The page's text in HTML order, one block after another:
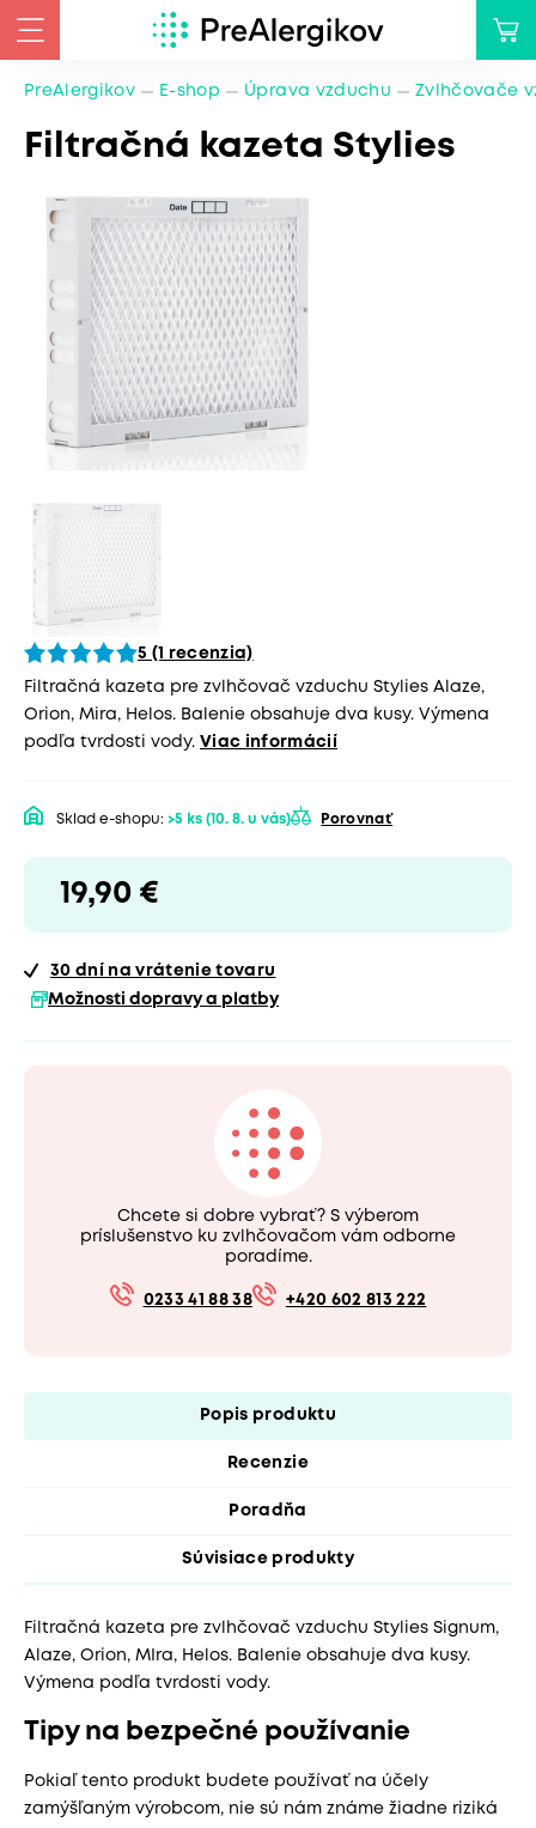
PreAlergikov E-shop Úprava vzduchu Zvlhčovače
Filtračná kazeta Stylies
5 (1 recenzia)
Filtračná kazeta pre zvlhčovač vzduchu Stylies Alaze,
Orion, Mira, Helos. Balenie obsahuje dva kusy. Výmena
podľa tvrdosti vody. Viac informácií
Sklad e-shopu: >5 ks (10. 8. u vás) Porovnať
19,90 €
30 dní na vrátenie tovaru
Možnosti dopravy a platby
Chcete si dobre vybrať? S výberom
príslušenstvo ku zvlhčovačom vám odborne
poradíme.
0233 41 88 38 +420 602 813 222
Popis produktu
Recenzie
Poradňa
Súvisiace produkty
Filtračná kazeta pre zvlhčovač vzduchu Stylies Signum,
Alaze, Orion, MIra, Helos. Balenie obsahuje dva kusy.
Výmena podľa tvrdosti vody.
Tipy na bezpečné používanie
Pokiaľ tento produkt budete používať na účely
zamýšľaným výrobcom, nie sú nám známe žiadne riziká